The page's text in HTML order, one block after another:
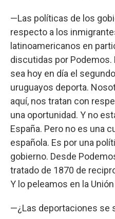
—Las políticas de los
respecto a los
latinoamericanos en
discutidas por Podemos.
sea hoy en día el
uruguayos deporta.
aquí, nos tratan con
una oportunidad. Y no
España. Pero no es una
española. Es por una
gobierno. Desde
tratado de 1870 de
Y lo peleamos en la
—¿Las deportaciones se